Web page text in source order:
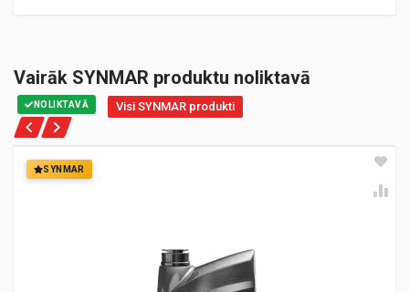
Vairāk SYNMAR produktu noliktavā
NOLIKTAVĀ Visi SYNMAR produkti
SYNMAR